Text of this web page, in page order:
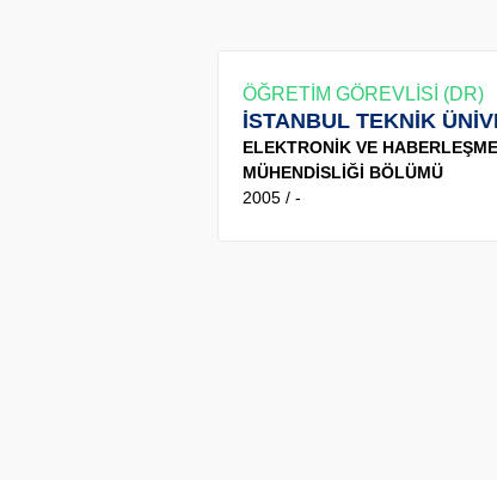
ÖĞRETİM GÖREVLİSİ (DR)
İSTANBUL TEKNİK
ELEKTRONİK VE HABERLEŞME
MÜHENDİSLİĞİ BÖLÜMÜ
2005 / -